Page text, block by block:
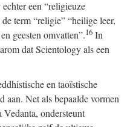
een “religieuze
term “religie” “heilige leer,
geesten omvatten”.16 In
dat Scientology als een
en taoïstische
aan. Net als bepaalde vormen
ondersteunt